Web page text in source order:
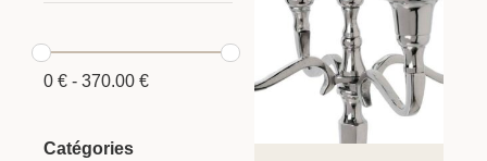
0 € - 370.00 €
Catégories